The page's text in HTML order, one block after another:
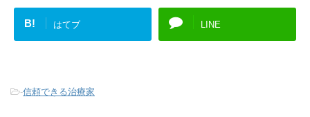
B! はてブ LINE
-信頼できる治療家